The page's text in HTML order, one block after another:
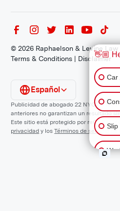
©2026 Raphaelson & Levine Law
Terms & Conditions | Disclaimer
Publicidad de abogado 22 NYCRR
anteriores no garantizan un resultado
Este sitio está protegido por
privacidad y losTérminos de servicio
Español
👋🏼
Car
Slip